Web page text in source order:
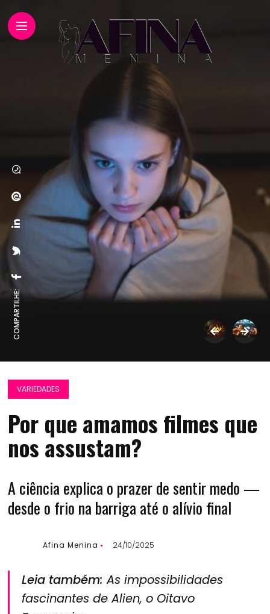
COMPARTILHE:
VARIEDADES
Por que amamos filmes que
nos assustam?
A ciência explica o prazer de sentir medo —
desde o frio na barriga até o alívio final
Afina Menina 24/10/2025
Leia também:As impossibilidades
fascinantes deAlien, o Oitavo